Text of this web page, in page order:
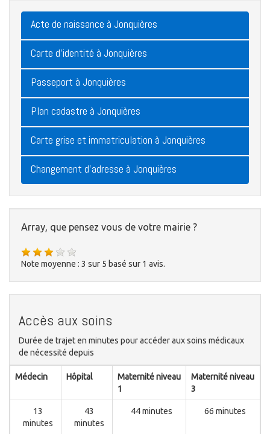
Acte de naissance à Jonquières
Carte d'identité à Jonquières
Passeport à Jonquières
Plan cadastre à Jonquières
Carte grise et immatriculation à Jonquières
Changement d'adresse à Jonquières
Array, que pensez vous de votre mairie ?
Note moyenne : 3 sur 5 basé sur 1 avis.
Accès aux soins
Durée de trajet en minutes pour accéder aux soins médicaux
de nécessité depuis
Médecin Hôpital
Maternité niveau
1
Maternité niveau
3
13
minutes
43
minutes
44 minutes 66 minutes